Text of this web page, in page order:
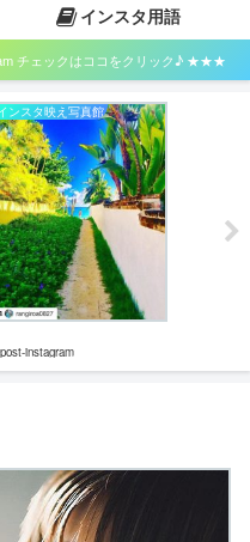
インスタ用語
チェックはココをクリック♪ ★★★
ンスタ映え写真館
instagram